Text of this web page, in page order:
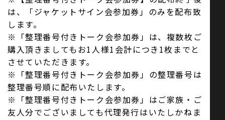
は、「ジャケットサイン会参加券」のみを配布致
します。
※「整理番号付きトーク会参加券」は、複数枚ご
購入頂きましてもお1人様1会計につき1枚までと
させていただきます。
※「整理番号付きトーク会参加券」の整理番号は
整理番号順に配布いたします。
※「整理番号付きトーク会参加券」はご家族・ご
友人分でございましても代理発行はいたしかねま